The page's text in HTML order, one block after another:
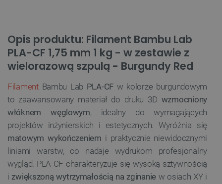
Opis produktu: Filament Bambu Lab
PLA-CF 1,75 mm 1 kg - w zestawie z
wielorazową szpulą - Burgundy Red
FilamentBambu Lab PLA-CF w kolorze burgundowym
to zaawansowany materiał do druku 3D wzmocniony
włóknem węglowym, idealny do wymagających
projektów inżynierskich i estetycznych. Wyróżnia się
matowym wykończeniem i praktycznie niewidocznymi
liniami warstw, co nadaje wydrukom profesjonalny
wygląd. PLA-CF charakteryzuje się wysoką sztywnością
izwiększoną wytrzymałością na zginanie w osiach XY i